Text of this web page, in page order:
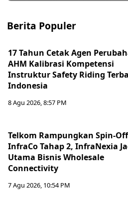
Berita Populer
17 Tahun Cetak Agen
AHM Kalibrasi Kompetensi
Instruktur Safety Riding
Indonesia
8 Agu 2026, 8:57 PM
Telkom Rampungkan Spin-Off
InfraCo Tahap 2, InfraNexia
Utama Bisnis Wholesale
Connectivity
7 Agu 2026, 10:54 PM